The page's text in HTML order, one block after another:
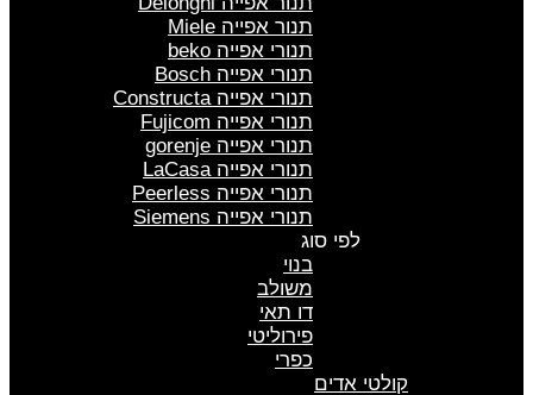
תנור אפייה Miele
תנורי אפייה beko
תנורי אפייה Bosch
תנורי אפייה Constructa
תנורי אפייה Fujicom
תנורי אפייה gorenje
תנורי אפייה LaCasa
תנורי אפייה Peerless
תנורי אפייה Siemens
לפי סוג
בנוי
משולב
דו תאי
פירוליטי
כפרי
קולטי אדים